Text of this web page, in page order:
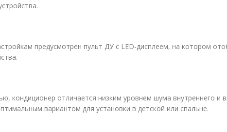
предусмотрен пульт ДУ с LED-дисплеем, на котором
кондиционер отличается низким уровнем шума внутреннего и
вариантом для установки в детской или спальне.